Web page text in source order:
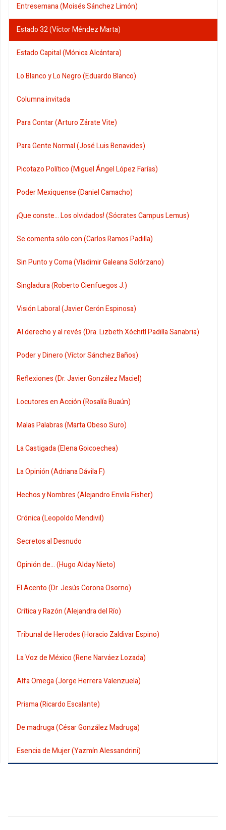
Entresemana (Moisés Sánchez Limón)
Estado 32 (Víctor Méndez Marta)
Estado Capital (Mónica Alcántara)
Lo Blanco y Lo Negro (Eduardo Blanco)
Columna invitada
Para Contar (Arturo Zárate Vite)
Para Gente Normal (José Luis Benavides)
Picotazo Político (Miguel Ángel López Farías)
Poder Mexiquense (Daniel Camacho)
¡Que conste... Los olvidados! (Sócrates Campus Lemus)
Se comenta sólo con (Carlos Ramos Padilla)
Sin Punto y Coma (Vladimir Galeana Solórzano)
Singladura (Roberto Cienfuegos J.)
Visión Laboral (Javier Cerón Espinosa)
Al derecho y al revés (Dra. Lizbeth Xóchitl Padilla Sanabria)
Poder y Dinero (Víctor Sánchez Baños)
Reflexiones (Dr. Javier González Maciel)
Locutores en Acción (Rosalía Buaún)
Malas Palabras (Marta Obeso Suro)
La Castigada (Elena Goicoechea)
La Opinión (Adriana Dávila F)
Hechos y Nombres (Alejandro Envila Fisher)
Crónica (Leopoldo Mendivil)
Secretos al Desnudo
Opinión de... (Hugo Alday Nieto)
El Acento (Dr. Jesús Corona Osorno)
Crítica y Razón (Alejandra del Río)
Tribunal de Herodes (Horacio Zaldivar Espino)
La Voz de México (Rene Narváez Lozada)
Alfa Omega (Jorge Herrera Valenzuela)
Prisma (Ricardo Escalante)
De madruga (César González Madruga)
Esencia de Mujer (Yazmín Alessandrini)